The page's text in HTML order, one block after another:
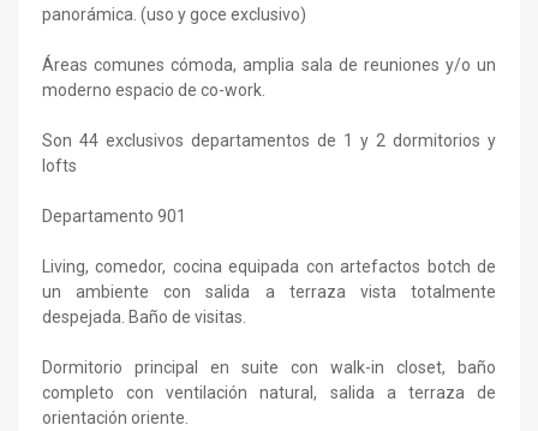
panorámica. (uso y goce exclusivo)
Áreas comunes cómoda, amplia sala de reuniones y/o un
moderno espacio de co-work.
Son 44 exclusivos departamentos de 1 y 2 dormitorios y
lofts
Departamento 901
Living, comedor, cocina equipada con artefactos botch de
un ambiente con salida a terraza vista totalmente
despejada. Baño de visitas.
Dormitorio principal en suite con walk-in closet, baño
completo con ventilación natural, salida a terraza de
orientación oriente.